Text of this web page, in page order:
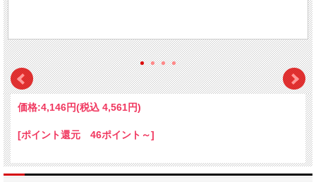
価格:4,146円(税込 4,561円)
[ポイント還元 46ポイント～]